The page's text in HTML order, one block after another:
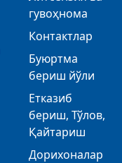
гувоҳнома
Контактлар
Буюртма
бериш йўли
Етказиб
бериш, Тўлов,
Қайтариш
Дорихоналар